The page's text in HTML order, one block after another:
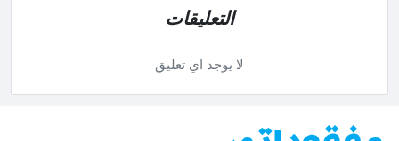
التعليقات
لا يوجد اي تعليق